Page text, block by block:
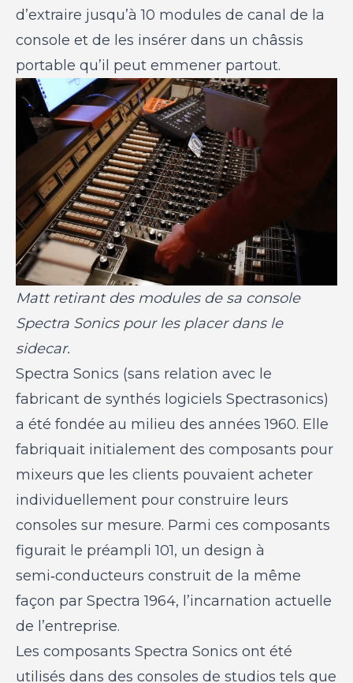
d’extraire jusqu’à 10 modules de canal de la
console et de les insérer dans un châssis
portable qu’il peut emmener partout.
Matt retirant des modules de sa console
Spectra Sonics pour les placer dans le
sidecar.
Spectra Sonics (sans relation avec le
fabricant de synthés logiciels Spectrasonics)
a été fondée au milieu des années 1960. Elle
fabriquait initialement des composants pour
mixeurs que les clients pouvaient acheter
individuellement pour construire leurs
consoles sur mesure. Parmi ces composants
figurait le préampli 101, un design à
semi‑conducteurs construit de la même
façon par Spectra 1964, l’incarnation actuelle
de l’entreprise.
Les composants Spectra Sonics ont été
utilisés dans des consoles de studios tels que